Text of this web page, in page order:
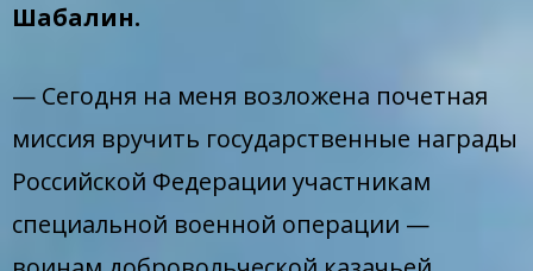
Шабалин.
— Сегодня на меня возложена почетная
миссия вручить государственные награды
Российской Федерации участникам
специальной военной операции —